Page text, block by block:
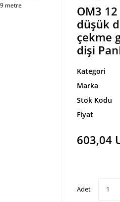
OM3
düşük
çekme
dişi
Kategori
Marka
Stok Kodu
Fiyat
603,04
Adet